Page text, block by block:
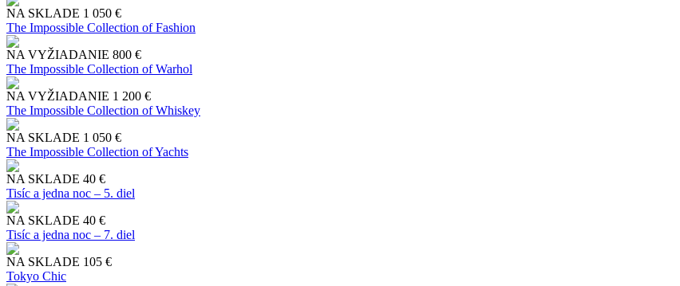
NA SKLADE 1 050 €
The Impossible Collection of Fashion
NA VYŽIADANIE 800 €
The Impossible Collection of Warhol
NA VYŽIADANIE 1 200 €
The Impossible Collection of Whiskey
NA SKLADE 1 050 €
The Impossible Collection of Yachts
NA SKLADE 40 €
Tisíc a jedna noc – 5. diel
NA SKLADE 40 €
Tisíc a jedna noc – 7. diel
NA SKLADE 105 €
Tokyo Chic